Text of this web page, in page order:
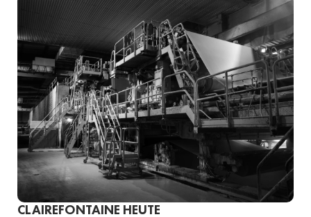
CLAIREFONTAINE HEUTE